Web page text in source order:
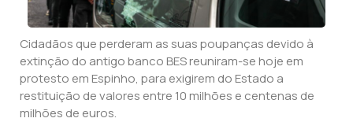
Cidadãos que perderam as suas poupanças devido à
extinção do antigo banco BES reuniram-se hoje em
protesto em Espinho, para exigirem do Estado a
restituição de valores entre 10 milhões e centenas de
milhões de euros.